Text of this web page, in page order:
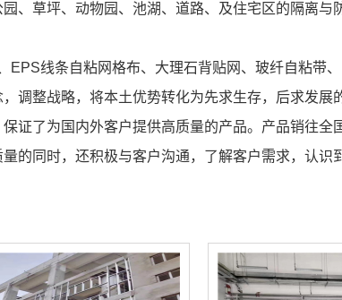
、草坪、动物园、池湖、道路、及住宅区的隔离与
线条自粘网格布、大理石背贴网、玻纤自粘带
调整战略，将本土优势转化为先求生存，后求发展
证了为国内外客户提供高质量的产品。产品销往全
的同时，还积极与客户沟通，了解客户需求，认识